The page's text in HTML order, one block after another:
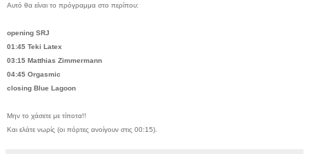
Αυτό θα είναι το πρόγραμμα στο περίπου:
opening SRJ
01:45 Teki Latex
03:15 Matthias Zimmermann
04:45 Orgasmic
closing Blue Lagoon
Μην το χάσετε με τίποτα!!
Και ελάτε νωρίς (οι πόρτες ανοίγουν στις 00:15).